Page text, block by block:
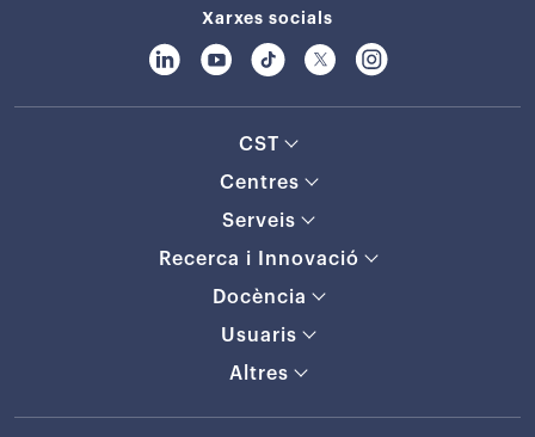
Xarxes socials
CST
Centres
Serveis
Recerca i Innovació
Docència
Usuaris
Altres